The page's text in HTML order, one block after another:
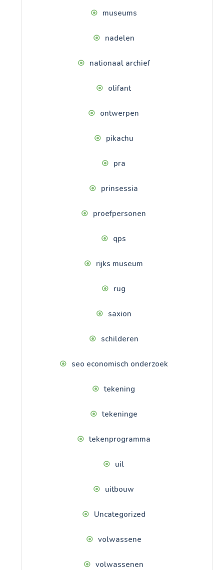
museums
nadelen
nationaal archief
olifant
ontwerpen
pikachu
pra
prinsessia
proefpersonen
qps
rijks museum
rug
saxion
schilderen
seo economisch onderzoek
tekening
tekeninge
tekenprogramma
uil
uitbouw
Uncategorized
volwassene
volwassenen